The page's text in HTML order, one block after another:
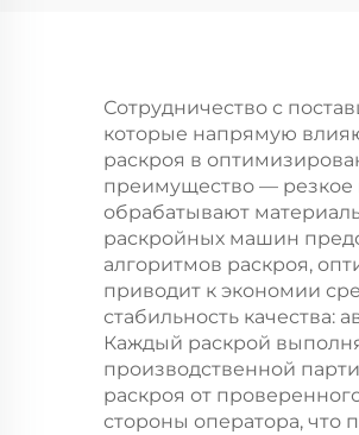
резки кожи
Сотрудничество с
которые напрямую
раскроя в
преимущество — резкое
обрабатывают
раскройных машин
алгоритмов раскроя,
приводит к экономии
стабильность
Каждый раскрой
производственной
раскроя от
стороны оператора, что